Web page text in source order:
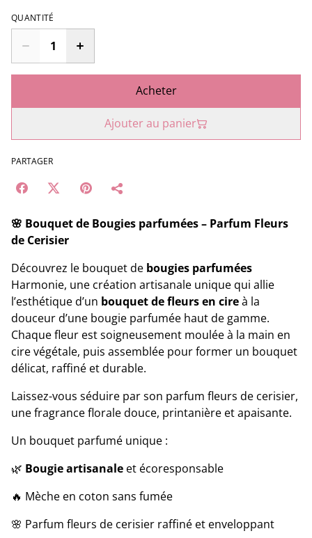
QUANTITÉ
Acheter
Ajouter au panier
PARTAGER
🌸 Bouquet de Bougies parfumées – Parfum Fleurs
de Cerisier
Découvrez le bouquet de bougies parfumées
Harmonie, une création artisanale unique qui allie
l’esthétique d’un bouquet de fleurs en cireà la
douceur d’une bougie parfumée haut de gamme.
Chaque fleur est soigneusement moulée à la main en
cire végétale, puis assemblée pour former un bouquet
délicat, raffiné et durable.
Laissez-vous séduire par son parfum fleurs de cerisier,
une fragrance florale douce, printanière et apaisante.
Un bouquet parfumé unique :
🌿 Bougie artisanale et écoresponsable
🔥 Mèche en coton sans fumée
🌸 Parfum fleurs de cerisier raffiné et enveloppant